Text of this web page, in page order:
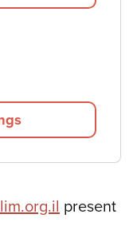
present